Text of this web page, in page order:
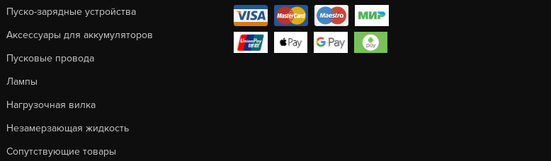
Пуско-зарядные устройства
Аксессуары для аккумуляторов
Пусковые провода
Лампы
Нагрузочная вилка
Незамерзающая жидкость
Сопутствующие товары